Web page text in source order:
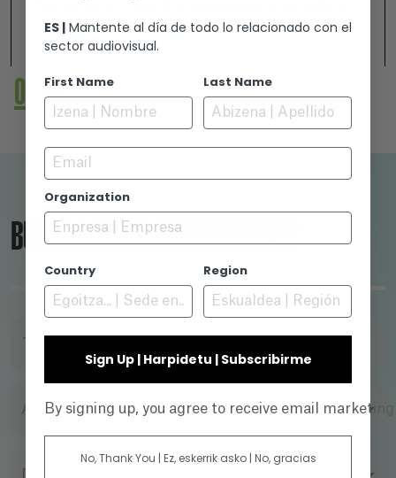
the rejection and stigma attached to these
girls, but of their very existence, hidden away in
describes the obstacles she had to overcome
to build her school for the deaf.
Ver +
01 02
BUSCADOR DE PRODUCCIONES
AÑO
ES | Mantente al día de todo lo relacionado con el
sector audiovisual.
First Name Last Name
Email
Organization
Country Region
Sign Up | Harpidetu | Subscribirme
By signing up, you agree to receive email
No, Thank You | Ez, eskerrik asko | No, gracias